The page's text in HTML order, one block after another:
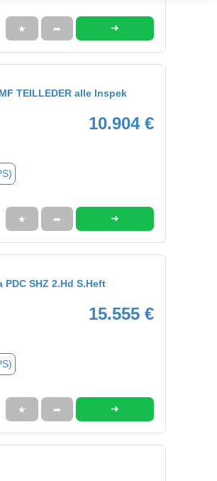
★ ➦ ➜
TEILLEDER alle Inspek
10.904 €
★ ➦ ➜
SHZ 2.Hd S.Heft
15.555 €
★ ➦ ➜